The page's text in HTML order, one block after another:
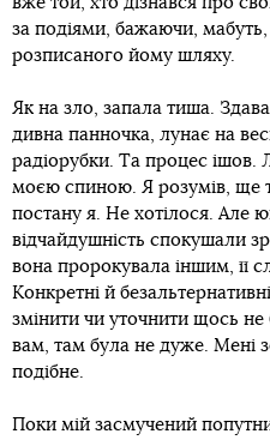
за подіями, бажаючи, мабуть,
розписаного йому шляху.
Як на зло, запала тиша.
дивна панночка, лунає на
радіорубки. Та процес ішов.
моєю спиною. Я розумів, ще
постану я. Не хотілося. Але
відчайдушність спокушали
вона пророкувала іншим, її
Конкретні й
змінити чи уточнити щось
вам, там була не дуже. Мені
подібне.
Поки мій засмучений